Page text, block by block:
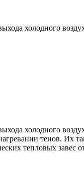
холодного
холодного
тенов. Их
тепловых завес